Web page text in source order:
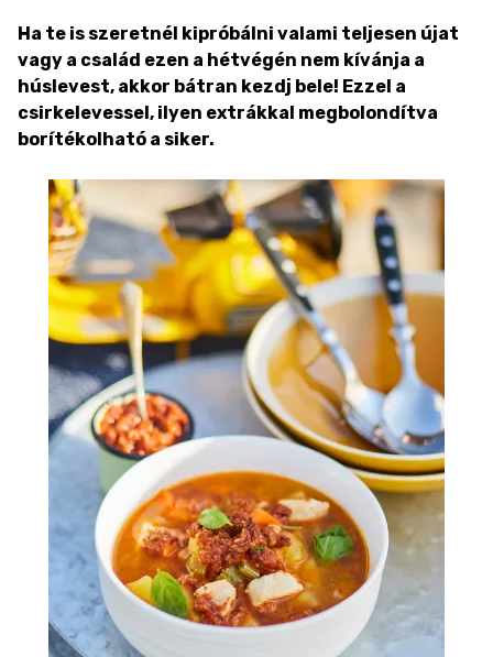
Ha te is szeretnél kipróbálni valami teljesen újat
vagy a család ezen a hétvégén nem kívánja a
húslevest, akkor bátran kezdj bele! Ezzel a
csirkelevessel, ilyen extrákkal megbolondítva
borítékolható a siker.